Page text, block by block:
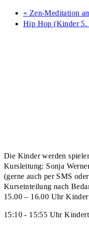
« Zen-Meditation
Hip Hop (Kinder 5.
Die Kinder werden
Kursleitung: Sonja
(gerne auch per SMS
Kurseinteilung nach
15.00 – 16.00 Uhr
15:10 - 15:55 Uhr